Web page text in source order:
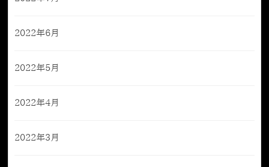
2022年6月
2022年5月
2022年4月
2022年3月